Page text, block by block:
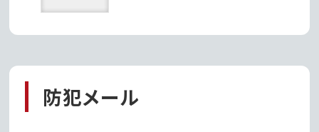
レープ!!
防犯メール